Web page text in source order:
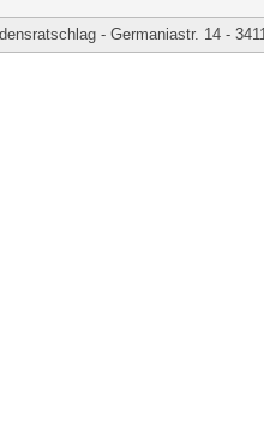
- Germaniastr. 14 -